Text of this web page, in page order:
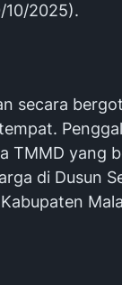
10/2025).
secara
TMMD yang
di Dusun